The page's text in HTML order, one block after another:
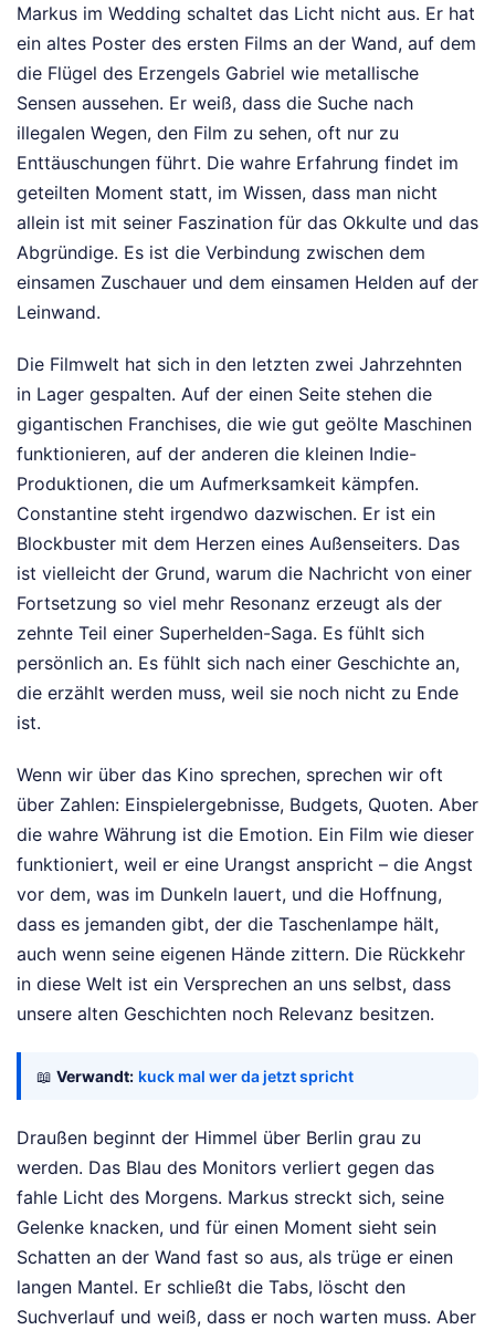
Markus im Wedding schaltet das Licht nicht aus. Er hat
ein altes Poster des ersten Films an der Wand, auf dem
die Flügel des Erzengels Gabriel wie metallische
Sensen aussehen. Er weiß, dass die Suche nach
illegalen Wegen, den Film zu sehen, oft nur zu
Enttäuschungen führt. Die wahre Erfahrung findet im
geteilten Moment statt, im Wissen, dass man nicht
allein ist mit seiner Faszination für das Okkulte und das
Abgründige. Es ist die Verbindung zwischen dem
einsamen Zuschauer und dem einsamen Helden auf der
Leinwand.
Die Filmwelt hat sich in den letzten zwei Jahrzehnten
in Lager gespalten. Auf der einen Seite stehen die
gigantischen Franchises, die wie gut geölte Maschinen
funktionieren, auf der anderen die kleinen Indie-
Produktionen, die um Aufmerksamkeit kämpfen.
Constantine steht irgendwo dazwischen. Er ist ein
Blockbuster mit dem Herzen eines Außenseiters. Das
ist vielleicht der Grund, warum die Nachricht von einer
Fortsetzung so viel mehr Resonanz erzeugt als der
zehnte Teil einer Superhelden-Saga. Es fühlt sich
persönlich an. Es fühlt sich nach einer Geschichte an,
die erzählt werden muss, weil sie noch nicht zu Ende
ist.
Wenn wir über das Kino sprechen, sprechen wir oft
über Zahlen: Einspielergebnisse, Budgets, Quoten. Aber
die wahre Währung ist die Emotion. Ein Film wie dieser
funktioniert, weil er eine Urangst anspricht – die Angst
vor dem, was im Dunkeln lauert, und die Hoffnung,
dass es jemanden gibt, der die Taschenlampe hält,
auch wenn seine eigenen Hände zittern. Die Rückkehr
in diese Welt ist ein Versprechen an uns selbst, dass
unsere alten Geschichten noch Relevanz besitzen.
📖 Verwandt: kuck mal wer da jetzt spricht
Draußen beginnt der Himmel über Berlin grau zu
werden. Das Blau des Monitors verliert gegen das
fahle Licht des Morgens. Markus streckt sich, seine
Gelenke knacken, und für einen Moment sieht sein
Schatten an der Wand fast so aus, als trüge er einen
langen Mantel. Er schließt die Tabs, löscht den
Suchverlauf und weiß, dass er noch warten muss. Aber